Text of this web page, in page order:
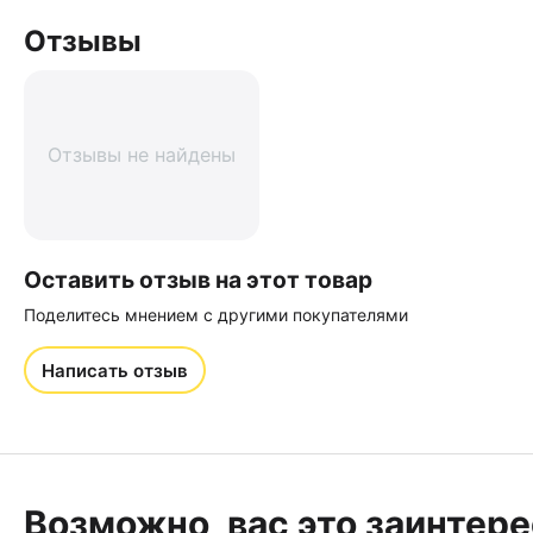
Отзывы
Отзывы не найдены
Оставить отзыв на этот товар
Поделитесь мнением с другими покупателями
Написать отзыв
Возможно, вас это